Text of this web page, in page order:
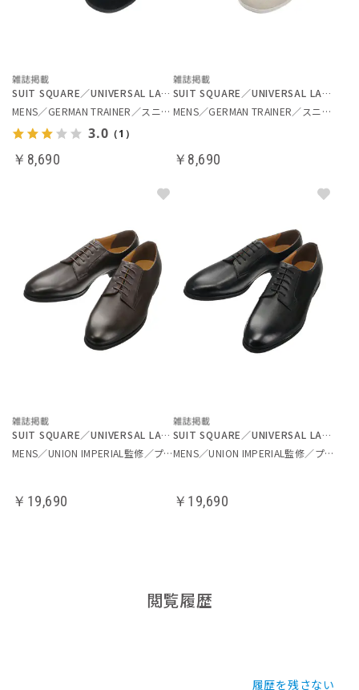
SUIT SQUARE／UNIVERSAL LANGUAGE
MENS／GERMAN TRAINER／スニーカー
3.0 （1）
￥8,690
SUIT SQUARE／UNIVERSAL LANGUAGE
MENS／GERMAN TRAINER／スニーカー
￥8,690
SUIT SQUARE／UNIVERSAL LANGUAGE
MENS／UNION IMPERIAL監修／プレーントゥシューズ
￥19,690
SUIT SQUARE／UNIVERSAL LANGUAGE
MENS／UNION IMPERIAL監修／プレーントゥシューズ
￥19,690
閲覧履歴
履歴を残さない